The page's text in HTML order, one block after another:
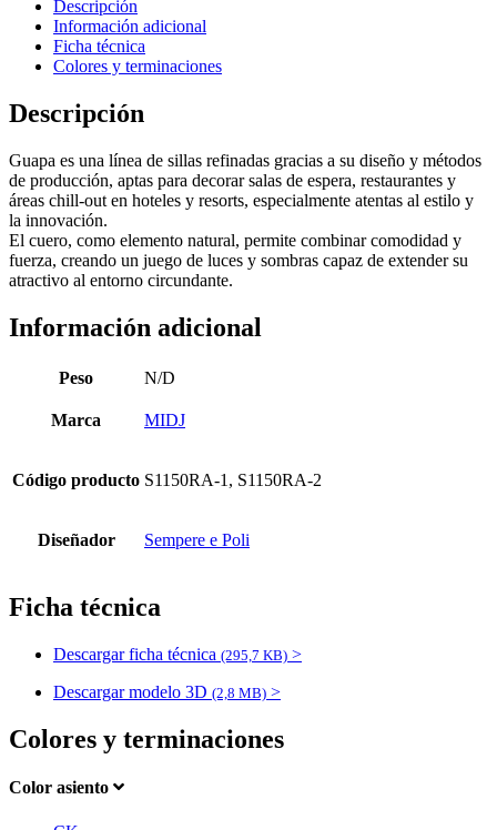
Descripción
Información adicional
Ficha técnica
Colores y terminaciones
Descripción
Guapa es una línea de sillas refinadas gracias a su diseño y métodos
de producción, aptas para decorar salas de espera, restaurantes y
áreas chill-out en hoteles y resorts, especialmente atentas al estilo y
la innovación.
El cuero, como elemento natural, permite combinar comodidad y
fuerza, creando un juego de luces y sombras capaz de extender su
atractivo al entorno circundante.
Información adicional
Peso N/D
Marca MIDJ
Código producto S1150RA-1, S1150RA-2
Diseñador Sempere e Poli
Ficha técnica
Descargar ficha técnica (295,7 KB) >
Descargar modelo 3D (2,8 MB) >
Colores y terminaciones
Color asiento